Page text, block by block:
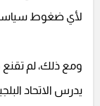
لأي ضغوط
ومع ذلك، لم
يدرس الاتحاد